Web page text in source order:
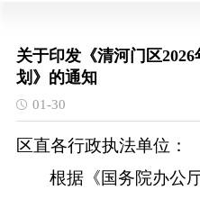
关于印发《清河门区
划》的通知
01-30
区直各行政执法单位：
根据《国务院办公